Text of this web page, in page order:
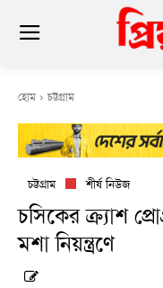
হোম চট্টগ্রাম
চট্টগ্রাম শীর্ষ নিউজ
চসিকের ক্র্যাশ
মশা নিয়ন্ত্রণে